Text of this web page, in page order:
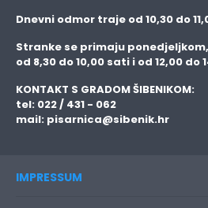
Dnevni odmor traje od 10,30 do
Stranke se primaju
od 8,30 do 10,00 sati i od 12,00 do
KONTAKT S GRADOM ŠIBENIKOM:
tel: 022 / 431 - 062
mail: pisarnica@sibenik.hr
IMPRESSUM